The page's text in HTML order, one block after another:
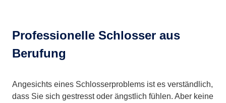
Professionelle Schlosser aus
Berufung
Angesichts eines Schlosserproblems ist es verständlich,
dass Sie sich gestresst oder ängstlich fühlen. Aber keine